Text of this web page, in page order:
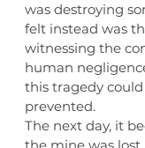
was destroying
felt instead was
witnessing the
human
this tragedy
prevented.
The next day, it